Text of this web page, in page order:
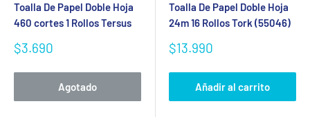
Toalla De Papel Doble Hoja
460 cortes 1 Rollos Tersus
Precio
venta
$3.690
Agotado
Toalla De Papel Doble Hoja
24m 16 Rollos Tork (55046)
Precio
venta
$13.990
Añadir al carrito